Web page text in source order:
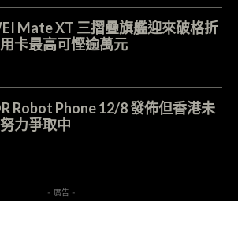
Mate XT 三摺疊旗艦迎來破格折
卡最高可慳逾萬元
Robot Phone 12/8 發佈但香港未
力爭取中
- 廣告 -